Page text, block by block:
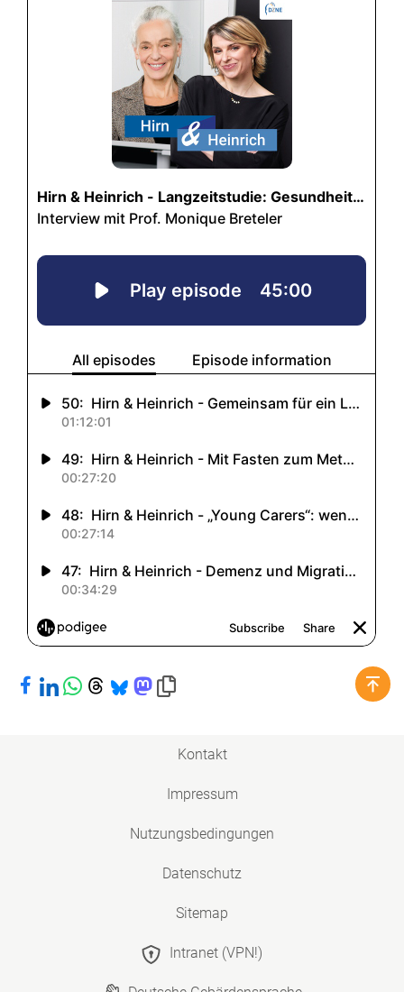
Bei Facebook teilen
Bei LinkedIn teilen
Bei WhatsApp teilen
Bei Threads teilen
Bei Bluesky teilen
Bei Mastodon teilen
Link in die Zwischenablage kopieren
Kontakt
Impressum
Nutzungsbedingungen
Datenschutz
Sitemap
Intranet (VPN!)